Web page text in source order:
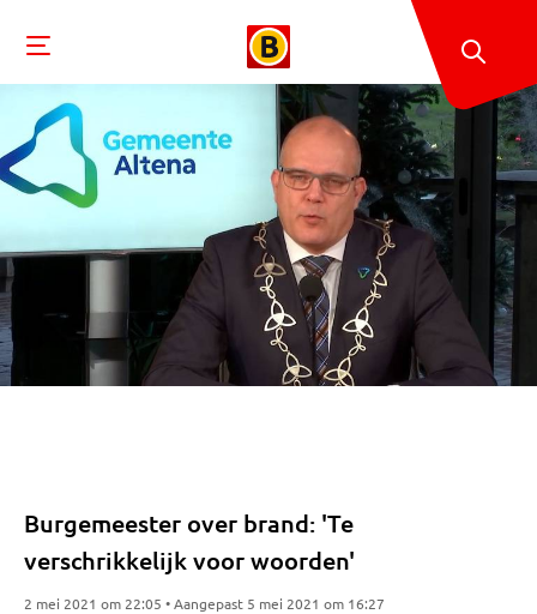
Burgemeester over brand: 'Te
verschrikkelijk voor woorden'
2 mei 2021 om 22:05 • Aangepast 5 mei 2021 om 16:27